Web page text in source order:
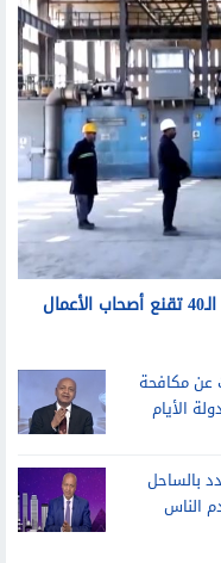
نائب رئيس اتحاد عمال مصر: مبادرة فوق الـ40 تقنع أصحاب الأعمال
الأيام
الناس